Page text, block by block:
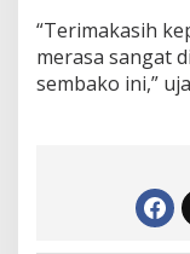
“Terimakasih
merasa sangat
sembako ini,”